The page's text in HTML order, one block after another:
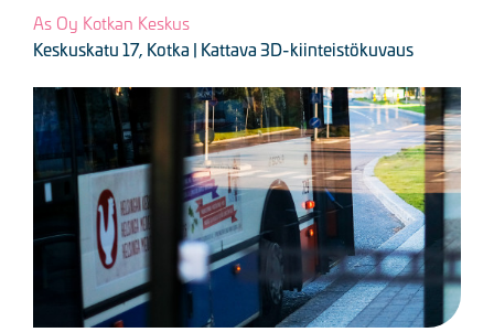
As Oy Kotkan Keskus
Keskuskatu 17, Kotka | Kattava 3D-kiinteistökuvaus
Kuva